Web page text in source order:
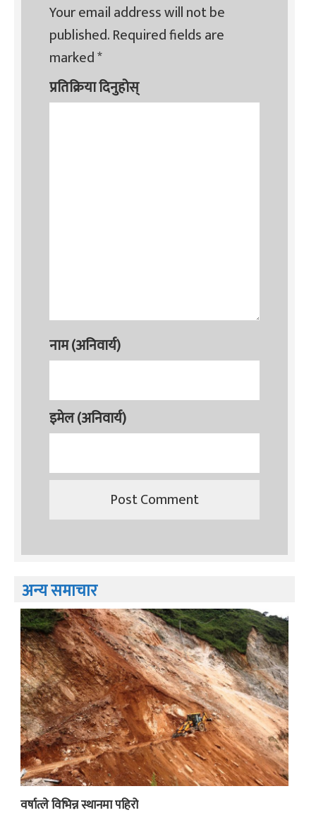
Your email address will not be
published.Required fields are
marked*
प्रतिक्रिया दिनुहोस्
नाम (अनिवार्य)
इमेल (अनिवार्य)
अन्य समाचार
वर्षात्ले विभिन्न स्थानमा पहिरो